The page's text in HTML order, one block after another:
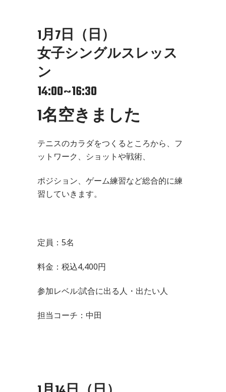
1月7日（日）
女子シングルスレッス
ン
14:00~16:30
1名空きました
テニスのカラダをつくるところから、フ
ットワーク、ショットや戦術、
ポジション、ゲーム練習など総合的に練
習していきます。
定員：5名
料金：税込4,400円
参加レベル:試合に出る人・出たい人
担当コーチ：中田